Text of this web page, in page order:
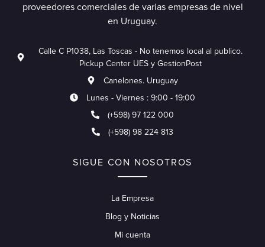
proveedores comerciales de varias empresas de nivel
en Uruguay.
Calle C P1038, Las Toscas - No tenemos local al publico.
Pickup Center UES y GestionPost
Canelones. Uruguay
Lunes - Viernes : 9:00 - 19:00
(+598) 97 122 000
(+598) 98 224 813
SIGUE CON NOSOTROS
La Empresa
Blog y Noticias
Mi cuenta